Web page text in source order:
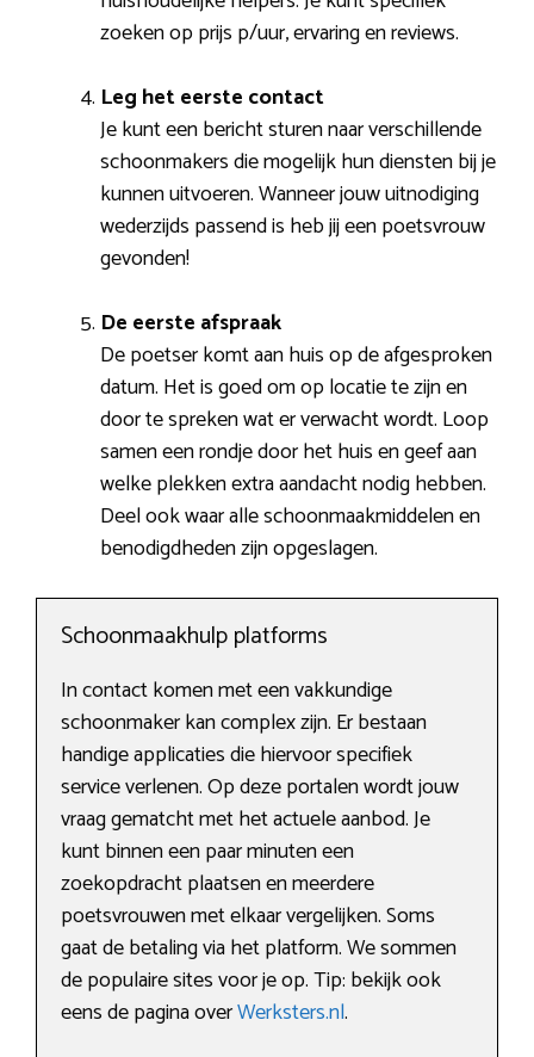
zoeken op prijs p/uur, ervaring en reviews.
Leg het eerste contact
Je kunt een bericht sturen naar verschillende
schoonmakers die mogelijk hun diensten bij je
kunnen uitvoeren. Wanneer jouw uitnodiging
wederzijds passend is heb jij een poetsvrouw
gevonden!
De eerste afspraak
De poetser komt aan huis op de afgesproken
datum. Het is goed om op locatie te zijn en
door te spreken wat er verwacht wordt. Loop
samen een rondje door het huis en geef aan
welke plekken extra aandacht nodig hebben.
Deel ook waar alle schoonmaakmiddelen en
benodigdheden zijn opgeslagen.
Schoonmaakhulp platforms
In contact komen met een vakkundige
schoonmaker kan complex zijn. Er bestaan
handige applicaties die hiervoor specifiek
service verlenen. Op deze portalen wordt jouw
vraag gematcht met het actuele aanbod. Je
kunt binnen een paar minuten een
zoekopdracht plaatsen en meerdere
poetsvrouwen met elkaar vergelijken. Soms
gaat de betaling via het platform. We sommen
de populaire sites voor je op. Tip: bekijk ook
eens de pagina overWerksters.nl.